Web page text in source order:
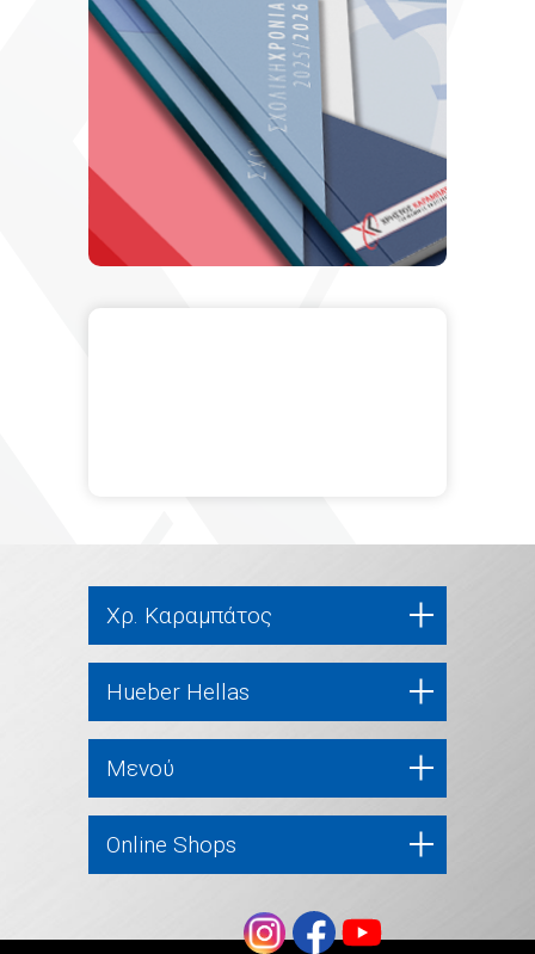
Χρ. Καραμπάτος
Hueber Hellas
Μενού
Online Shops